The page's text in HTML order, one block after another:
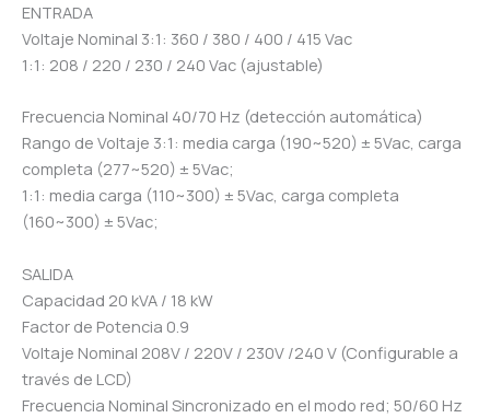
ENTRADA
Voltaje Nominal 3:1: 360 / 380 / 400 / 415 Vac
1:1: 208 / 220 / 230 / 240 Vac (ajustable)
Frecuencia Nominal 40/70 Hz (detección automática)
Rango de Voltaje 3:1: media carga (190~520) ± 5Vac, carga
completa (277~520) ± 5Vac;
1:1: media carga (110~300) ± 5Vac, carga completa
(160~300) ± 5Vac;
SALIDA
Capacidad 20 kVA / 18 kW
Factor de Potencia 0.9
Voltaje Nominal 208V / 220V / 230V /240 V (Configurable a
través de LCD)
Frecuencia Nominal Sincronizado en el modo red; 50/60 Hz